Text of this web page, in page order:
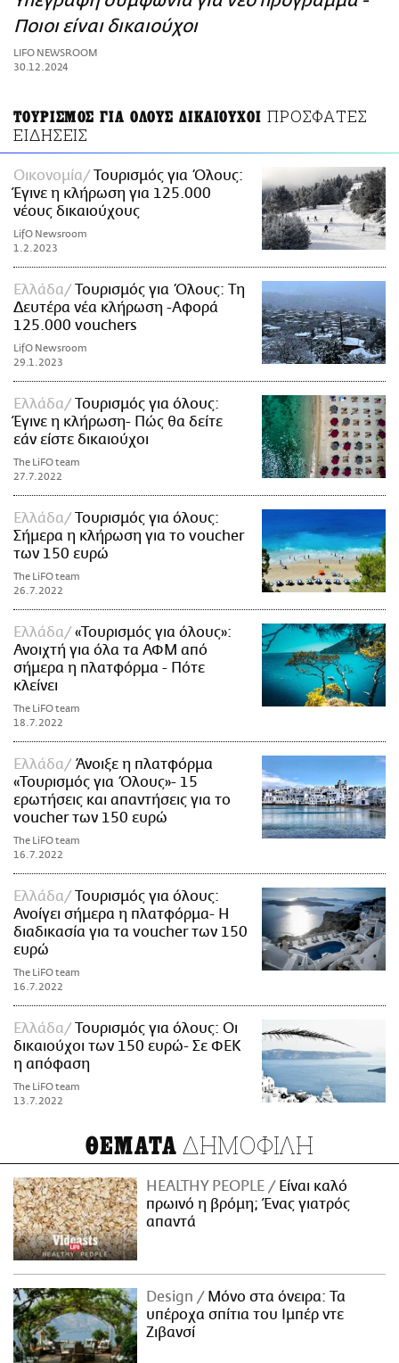
ΑΜΠΑ
PRINT
Ποιοι είναι δικαιούχοι
LIFO NEWSROOM
30.12.2024
ΤΟΥΡΙΣΜΟΣ ΓΙΑ ΟΛΟΥΣ ΔΙΚΑΙΟΥΧΟΙ ΠΡΟΣΦΑΤΕΣ
ΕΙΔΗΣΕΙΣ
Οικονομία
Τουρισμός για Όλους:
Έγινε η κλήρωση για 125.000
νέους δικαιούχους
LifO Newsroom
1.2.2023
Ελλάδα
Τουρισμός για Όλους: Τη
Δευτέρα νέα κλήρωση -Αφορά
125.000 vouchers
LifO Newsroom
29.1.2023
Ελλάδα
Τουρισμός για όλους:
Έγινε η κλήρωση- Πώς θα δείτε
εάν είστε δικαιούχοι
The LiFO team
27.7.2022
Ελλάδα
Τουρισμός για όλους:
Σήμερα η κλήρωση για το voucher
των 150 ευρώ
The LiFO team
26.7.2022
Ελλάδα
«Τουρισμός για όλους»:
Ανοιχτή για όλα τα ΑΦΜ από
σήμερα η πλατφόρμα - Πότε
κλείνει
The LiFO team
18.7.2022
Ελλάδα
Άνοιξε η πλατφόρμα
«Τουρισμός για Όλους»- 15
ερωτήσεις και απαντήσεις για το
voucher των 150 ευρώ
The LiFO team
16.7.2022
Ελλάδα
Τουρισμός για όλους:
Ανοίγει σήμερα η πλατφόρμα- Η
διαδικασία για τα voucher των 150
ευρώ
The LiFO team
16.7.2022
Ελλάδα
Τουρισμός για όλους: Οι
δικαιούχοι των 150 ευρώ- Σε ΦΕΚ
η απόφαση
The LiFO team
13.7.2022
ΘΕΜΑΤΑ ΔΗΜΟΦΙΛΗ
HEALTHY PEOPLE
Είναι καλό
πρωινό η βρόμη; Ένας γιατρός
απαντά
Design
Μόνο στα όνειρα: Τα
υπέροχα σπίτια του Ιμπέρ ντε
Ζιβανσί